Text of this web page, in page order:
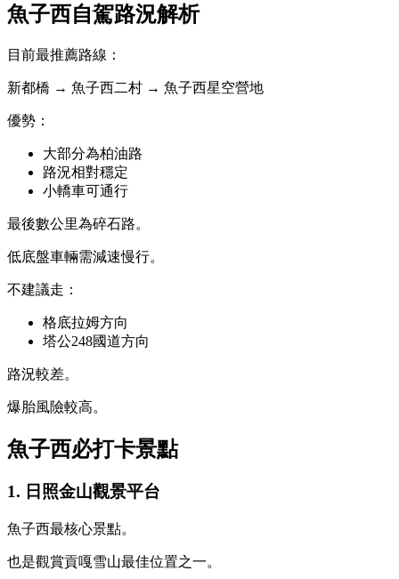
魚子西自駕路況解析
目前最推薦路線：
新都橋 → 魚子西二村 → 魚子西星空營地
優勢：
大部分為柏油路
路況相對穩定
小轎車可通行
最後數公里為碎石路。
低底盤車輛需減速慢行。
不建議走：
格底拉姆方向
塔公248國道方向
路況較差。
爆胎風險較高。
魚子西必打卡景點
1. 日照金山觀景平台
魚子西最核心景點。
也是觀賞貢嘎雪山最佳位置之一。